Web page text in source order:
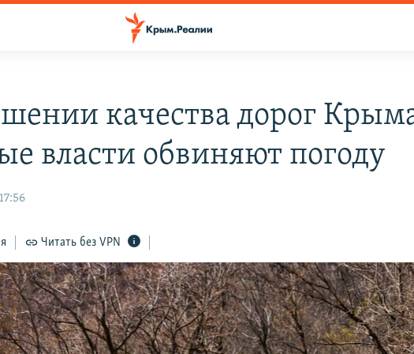
качества дорог
власти обвиняют погоду
Читать без VPN